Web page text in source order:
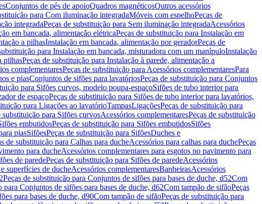
Conjuntos de pés de apoioQuadros magnéticosOutros acessórios
para Com iluminação integradaMóveis com espelhoPeças de
integradaPeças de substituição para Sem iluminação integradaAcessórios
em bancada, alimentação elétricaPeças de substituição para Instalação em
a pilhasInstalação em bancada, alimentação por geradorPeças de
para Instalação em bancada, misturadora com um manípuloInstalação
pilhasPeças de substituição para Instalação à parede, alimentação a
complementaresPeças de substituição para Acessórios complementaresPara
e piasConjuntos de sifões para lavatóriosPeças de substituição para Conjuntos
para Sifões curvos, modelo poupa-espaçoSifões de tubo interior para
de espaçoPeças de substituição para Sifões de tubo interior para lavatórios,
para Ligações ao lavatórioTampasLigaçõesPeças de substituição para
substituição para Sifões curvosAcessórios complementaresPeças de substituição
embutidosPeças de substituição para Sifões embutidosSifões
piasSifõesPeças de substituição para SifõesDuches e
de substituição para Calhas para ducheAcessórios para calhas para duchePeças
para ducheAcessórios complementares para esgotos no pavimento para
de paredePeças de substituição para Sifões de paredeAcessórios
superfícies de ducheAcessórios complementaresBanheirasAcessórios
Peças de substituição para Conjuntos de sifões para bases de duche, d52Com
para Conjuntos de sifões para bases de duche, d62Com tampão de sifãoPeças
para bases de duche, d90Com tampão de sifãoPeças de substituição para